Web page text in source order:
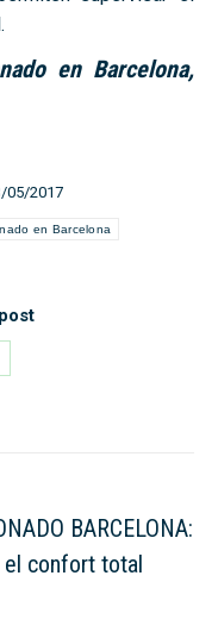
en Barcelona,
05/2017
en Barcelona
BARCELONA:
el confort total